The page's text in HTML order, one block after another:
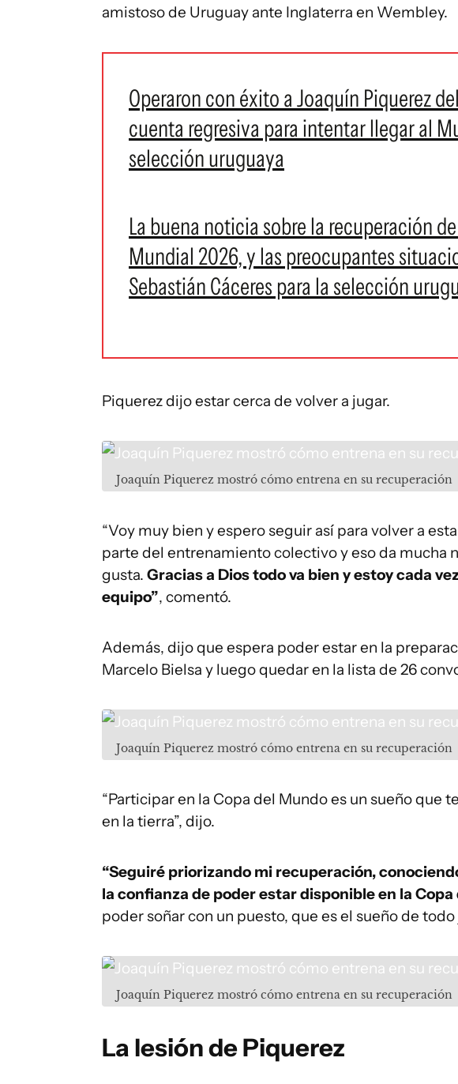
amistoso de Uruguay ante Inglaterra en Wembley.
Operaron con éxito a Joaquín Piquerez
cuenta regresiva para intentar llegar al
selección uruguaya
La buena noticia sobre la recuperación
Mundial 2026, y las preocupantes
Sebastián Cáceres para la selección
Piquerez dijo estar cerca de volver a jugar.
Joaquín Piquerez mostró cómo entrena en su recuperación
“Voy muy bien y espero seguir así para volver a
parte del entrenamiento colectivo y eso da mucha
gusta. Gracias a Dios todo va bien y estoy cada
equipo”, comentó.
Además, dijo que espera poder estar en la
Marcelo Bielsa y luego quedar en la lista de 26
Joaquín Piquerez mostró cómo entrena en su recuperación
“Participar en la Copa del Mundo es un sueño que
en la tierra”, dijo.
“Seguiré priorizando mi recuperación,
la confianza de poder estar disponible en la Copa
poder soñar con un puesto, que es el sueño de todo
Joaquín Piquerez mostró cómo entrena en su recuperación
La lesión de Piquerez